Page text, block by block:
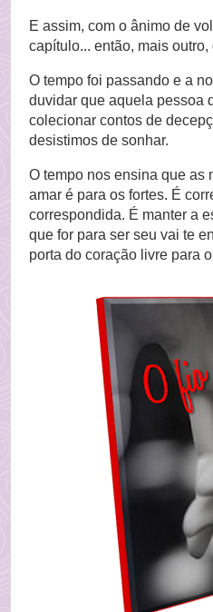
E assim, com o ânimo de
capítulo... então, mais outro,
O tempo foi passando e a
duvidar que aquela pessoa
colecionar contos de
desistimos de sonhar.
O tempo nos ensina que as
amar é para os fortes. É
correspondida. É manter a
que for para ser seu vai te
porta do coração livre para